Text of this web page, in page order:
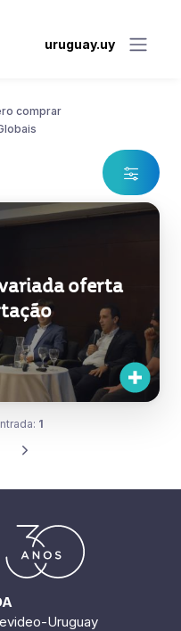
uruguay.uy
comprar
oferta
1
Uruguay